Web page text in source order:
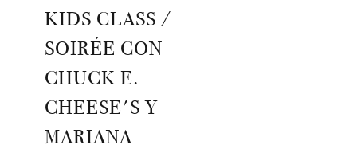
KIDS CLASS /
SOIRÉE CON
CHUCK E.
CHEESE'S Y
MARIANA